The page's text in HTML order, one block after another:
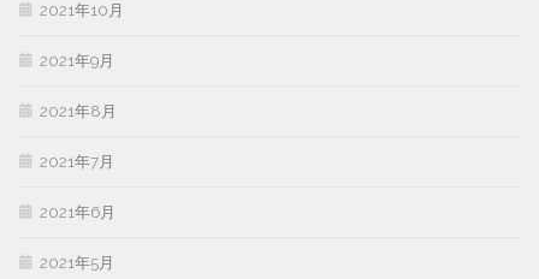
2021年10月
2021年9月
2021年8月
2021年7月
2021年6月
2021年5月